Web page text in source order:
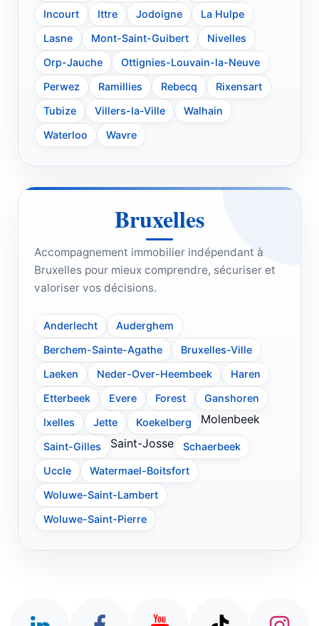
Incourt
Ittre Jodoigne
La Hulpe
Lasne
Mont-Saint-Guibert
Nivelles
Orp-Jauche
Ottignies-Louvain-la-Neuve
Perwez
Ramillies Rebecq
Rixensart
Tubize
Villers-la-Ville
Walhain
Waterloo
Wavre
Bruxelles
Accompagnement immobilier indépendant à
Bruxelles pour mieux comprendre, sécuriser et
valoriser vos décisions.
Anderlecht
Auderghem
Berchem-Sainte-Agathe
Bruxelles-Ville
Laeken
Neder-Over-Heembeek
Haren
Etterbeek
Evere Forest
Ganshoren
Ixelles
Jette Koekelberg Molenbeek
Saint-Gilles Saint-Josse
Schaerbeek
Uccle
Watermael-Boitsfort
Woluwe-Saint-Lambert
Woluwe-Saint-Pierre